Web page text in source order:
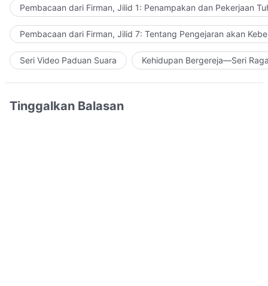
Pembacaan dari Firman, Jilid 1: Penampakan dan Pekerjaan
Pembacaan dari Firman, Jilid 7: Tentang Pengejaran akan
Seri Video Paduan Suara Kehidupan Bergereja—Seri
Tinggalkan Balasan